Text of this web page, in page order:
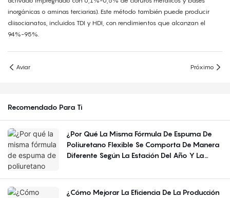
inorgánicas o aminas terciarias). Este método también puede producir
diisocianatos, incluidos TDI y HDI, con rendimientos que alcanzan el
94%-95%.
Aviar Próximo
Recomendado Para Ti
¿Por Qué La Misma Fórmula De Espuma De
Poliuretano Flexible Se Comporta De Manera
Diferente Según La Estación Del Año Y La
¿Cómo Mejorar La Eficiencia De La Producción